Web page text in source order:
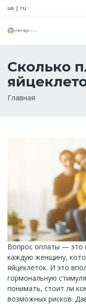
ua | ru
Сколько
Строка
Главная
Вопрос оплаты — это
каждую женщину,
яйцеклеток. И это
гормональную
понимать, стоит ли
возможных рисков.